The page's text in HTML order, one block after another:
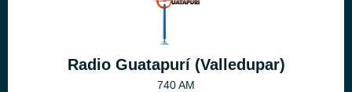
Radio Guatapurí (Valledupar)
740 AM